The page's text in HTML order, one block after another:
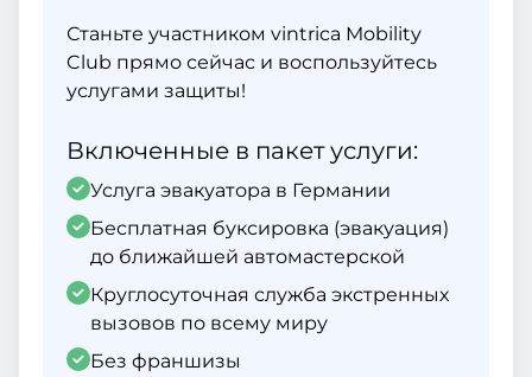
Станьте участником vintrica Mobility
Club прямо сейчас и воспользуйтесь
услугами защиты!
Включенные в пакет услуги:
Услуга эвакуатора в Германии
Бесплатная буксировка (эвакуация)
до ближайшей автомастерской
Круглосуточная служба экстренных
вызовов по всему миру
Без франшизы